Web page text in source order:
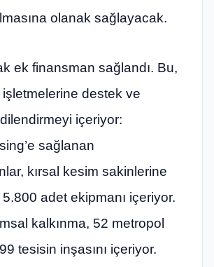
olanak sağlayacak.
ek finansman sağlandı. Bu,
işletmelerine destek ve
içeriyor:
sağlanan
kırsal kesim sakinlerine
adet ekipmanı içeriyor.
kalkınma, 52 metropol
tesisin inşasını içeriyor.